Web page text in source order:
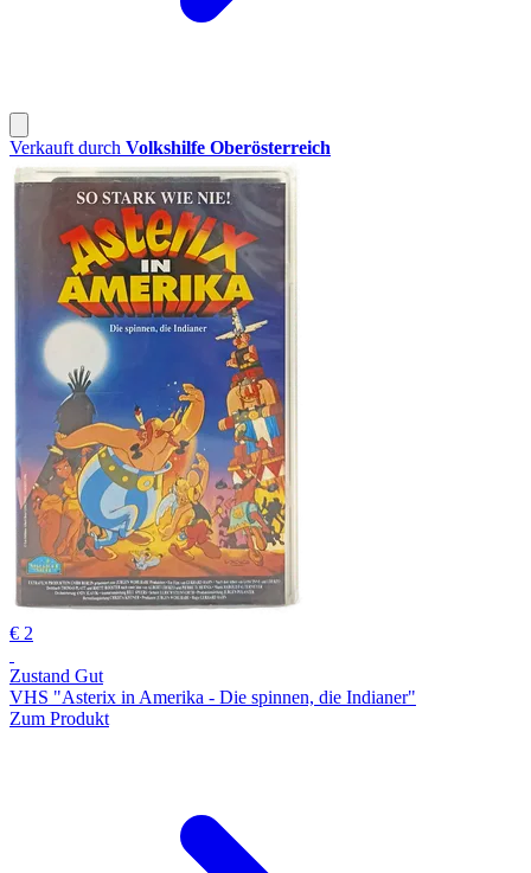
Verkauft durch Volkshilfe Oberösterreich
€ 2
Zustand Gut
VHS "Asterix in Amerika - Die spinnen, die Indianer"
Zum Produkt